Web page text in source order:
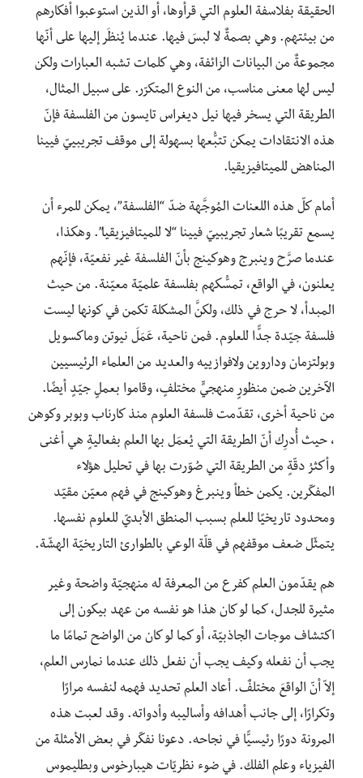
الحقيقة بفلاسفة العلوم التي قرأوها، أو الذين استوعبوا أفكارهم
من بيئتهم. وهي بصمةٌ لا لبسَ فيها. عندما يُنظَر إليها على أنّها
مجموعةٌ من البيانات الزائفة، وهي كلمات تشبه العبارات ولكن
ليس لها معنى مناسب، من النوع المتكرّر. على سبيل المثال،
الطريقة التي يسخر فيها نيل ديغراس تايسون من الفلسفة فإنّ
هذه الانتقادات يمكن تتبُّعها بسهولة إلى موقف تجريبييّ فيينا
المناهض للميتافيزيقيا.
أمام كلّ هذه اللعنات المُوجَّهة ضدّ “الفلسفة”، يمكن للمرء أن
يسمع تقريبًا شعار تجريبييّ فيينا “لا للميتافيزيقيا”. وهكذا،
عندما صرَّح وينبرج وهوكينج بأنّ الفلسفة غير نفعيّة، فإنّهم
يعلنون، في الواقع، تمسُّكهم بفلسفة علميّة معيّنة. من حيث
المبدأ، لا حرج في ذلك، ولكنَّ المشكلة تكمن في كونها ليست
فلسفة جيّدة جدًّا للعلوم. فمن ناحية، عَمَلَ نيوتن وماكسويل
وبولتزمان وداروين ولافوازييه والعديد من العلماء الرئيسيين
الآخرين ضمن منظورٍ منهجيٍّ مختلفٍ، وقاموا بعملٍ جيّدٍ أيضًا.
من ناحية أخرى، تقدّمت فلسفة العلوم منذ كارناب وبوبر وكوهن
، حيث أُدرِك أنّ الطريقة التي يُعمَل بها العلم بفعاليةٍ هي أغنى
وأكثرُ دقّةٍ من الطريقة التي صُوّرت بها في تحليل هؤلاء
المفكّرين. يكمن خطأ وينبرغ وهوكينج في فهم معيّن مقيّد
ومحدود تاريخيًا للعلم بسبب المنطق الأبديّ للعلوم نفسها.
يتمثّل ضعف موقفهم في قلّة الوعي بالطوارئ التاريخيّة الهشّة.
هم يقدّمون العلم كفرع من المعرفة له منهجيّة واضحة وغير
مثيرة للجدل، كما لو كان هذا هو نفسه من عهد بيكون إلى
اكتشاف موجات الجاذبيّة، أو كما لو كان من الواضح تمامًا ما
يجب أن نفعله وكيف يجب أن نفعل ذلك عندما نمارس العلم،
إلاّ أنّ الواقعَ مختلفٌ. أعاد العلم تحديد فهمه لنفسه مرارًا
وتكرارًا، إلى جانب أهدافه وأساليبه وأدواته. وقد لعبت هذه
المرونة دورًا رئيسيًّا في نجاحه. دعونا نفكّر في بعض الأمثلة من
الفيزياء وعلم الفلك. في ضوء نظريّات هيبارخوس وبطليموس